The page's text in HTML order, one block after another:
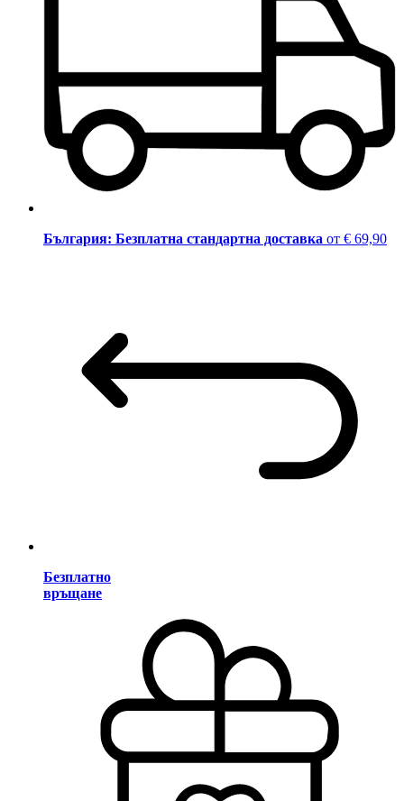
България: Безплатна стандартна доставка от € 69,90
Безплатно
връщане